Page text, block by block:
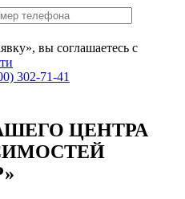
вы соглашаетесь с
302-71-41
ЦЕНТРА